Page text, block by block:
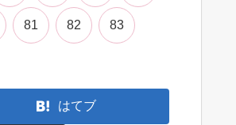
81 82 83
はてブ